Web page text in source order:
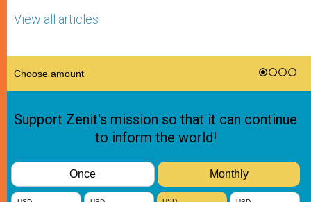
View all articles